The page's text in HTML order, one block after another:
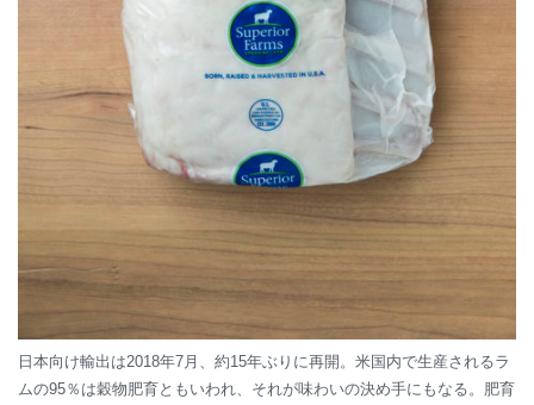
日本向け輸出は2018年7月、約15年ぶりに再開。米国内で生産されるラ
ムの95％は穀物肥育ともいわれ、それが味わいの決め手にもなる。肥育